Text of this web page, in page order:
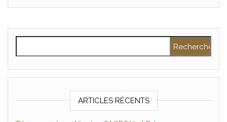
ARTICLES RÉCENTS